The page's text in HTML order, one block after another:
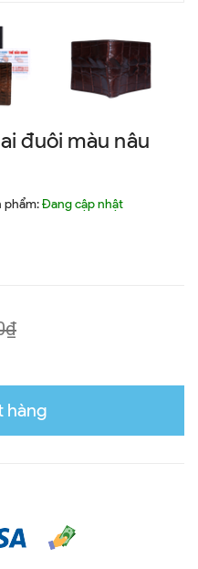
đuôi màu nâu
phẩm:Đang cập nhật
hàng